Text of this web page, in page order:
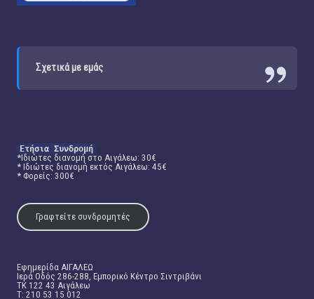
Σχετικά με εμάς
Ετήσια Συνδρομή
*Ιδιώτες διανομή στο Αιγάλεω: 30€
* Ιδιώτες διανομή εκτός Αιγάλεω: 45€
* Φορείς: 300€
Γραφτείτε συνδρομητές
Εφημερίδα ΑΙΓΑΛΕΩ
Ιερά Οδός 286-288, Εμπορικό Κέντρο Σιντριβάνι
TK 122 43 Αιγάλεω
T: 210 53 15 012